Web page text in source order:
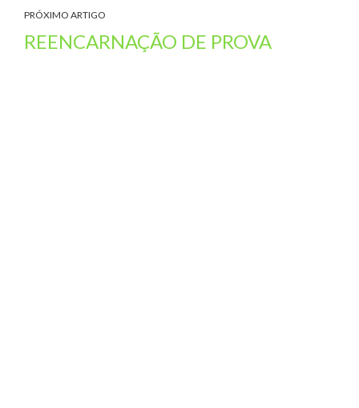
PRÓXIMO ARTIGO
REENCARNAÇÃO DE PROVA